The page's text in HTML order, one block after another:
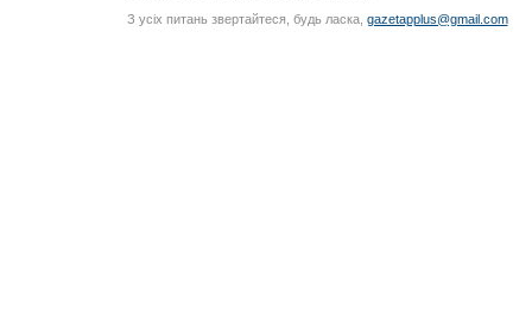
З усіх питань звертайтеся, будь ласка, gazetapplus@gmail.com